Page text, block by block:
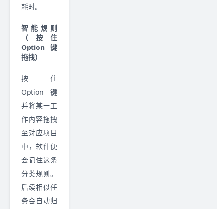
耗时。
智能规则
（按住
Option键
拖拽）
按住
Option 键
并将某一工
作内容拖拽
至对应项目
中，软件便
会记住这条
分类规则。
后续相似任
务会自动归